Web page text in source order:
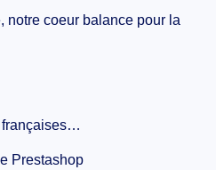
notre coeur balance pour la
françaises…
Prestashop